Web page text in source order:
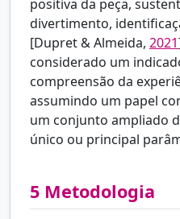
positiva da peça,
divertimento,
[Dupret & Almeida, 2021
considerado um
compreensão da
assumindo um papel
um conjunto ampliado
único ou principal
5 Metodologia